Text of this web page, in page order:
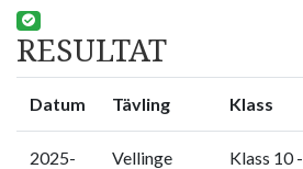
RESULTAT
Datum Tävling Klass
2025-
Vellinge
Klass 10 -